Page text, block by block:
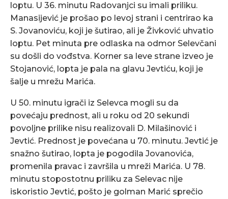
loptu. U 36. minutu Radovanjci su imali priliku.
Manasijević je prošao po levoj strani i centrirao ka
S. Jovanoviću, koji je šutirao, ali je Živković uhvatio
loptu. Pet minuta pre odlaska na odmor Selevčani
su došli do vođstva. Korner sa leve strane izveo je
Stojanović, lopta je pala na glavu Jevtiću, koji je
šalje u mrežu Marića.
U 50. minutu igrači iz Selevca mogli su da
povećaju prednost, ali u roku od 20 sekundi
povoljne prilike nisu realizovali D. Milašinović i
Jevtić. Prednost je povećana u 70. minutu. Jevtić je
snažno šutirao, lopta je pogodila Jovanovića,
promenila pravac i završila u mreži Marića. U 78.
minutu stopostotnu priliku za Selevac nije
iskoristio Jevtić, pošto je golman Marić sprečio